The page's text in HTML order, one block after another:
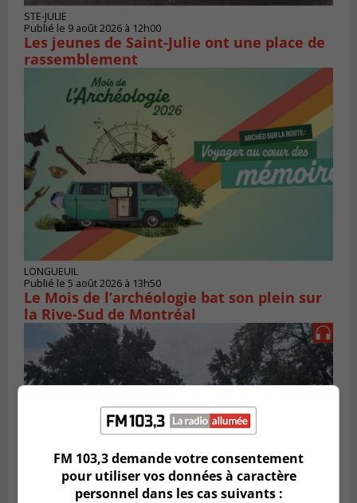
STE-JULIE
Publié le 9 août 2026 à 12h00
Les jeunes de Saint-Julie ont une place de
rassemblement
LONGUEUIL
Publié le 5 août 2026 à 13h50
Le Mois de l’archéologie bat son plein sur
la Rive-Sud de Montréal
FM 103,3 demande votre consentement
pour utiliser vos données à caractère
personnel dans les cas suivants :